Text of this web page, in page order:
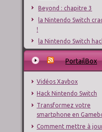
Beyond : chapitre 3
la Nintendo Switch
!
la Nintendo Switch
PortailBox
Vidéos Xavbox
Hack Nintendo Switch
Transformez votre
smartphone en
Comment mettre à